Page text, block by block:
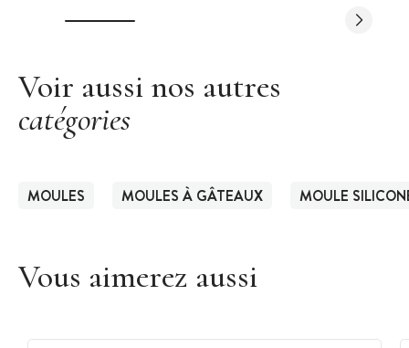
Voir aussi nos autres
catégories
MOULES MOULES À GÂTEAUX MOULE
Vous aimerez aussi